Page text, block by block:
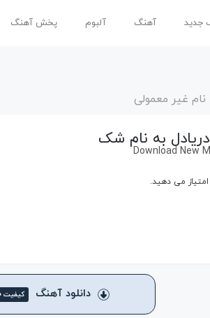
جدید آهنگ آلبوم پخش آهنگ
غیر معمولی
به نام شک
Download New
می دهید.
دانلود آهنگ کیفیت ۳۲۰